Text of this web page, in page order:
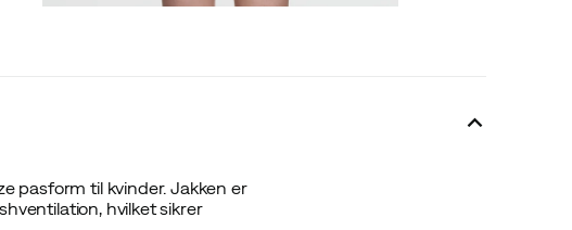
pasform til kvinder. Jakken er
hvilket sikrer